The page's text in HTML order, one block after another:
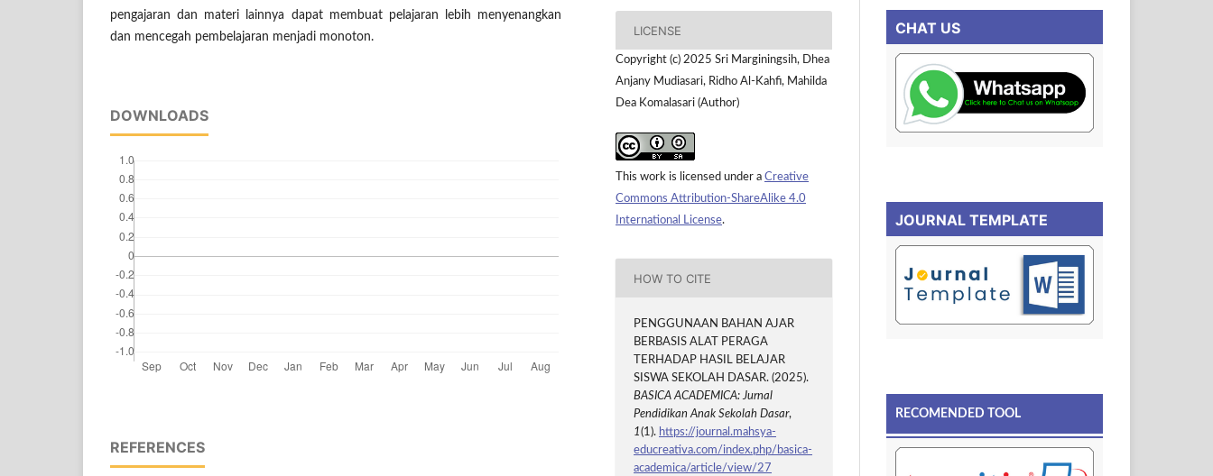
pengajaran dan materi lainnya dapat membuat pelajaran lebih menyenangkan
dan mencegah pembelajaran menjadi monoton.
DOWNLOADS
REFERENCES
LICENSE
Copyright (c) 2025 Sri Marginingsih, Dhea
Anjany Mudiasari, Ridho Al-Kahfi, Mahilda
Dea Komalasari (Author)
This work is licensed under a Creative
Commons Attribution-ShareAlike 4.0
International License.
HOW TO CITE
PENGGUNAAN BAHAN AJAR
BERBASIS ALAT PERAGA
TERHADAP HASIL BELAJAR
SISWA SEKOLAH DASAR. (2025).
BASICA ACADEMICA: Jurnal
Pendidikan Anak Sekolah Dasar,
1(1). https://journal.mahsya-
educreativa.com/index.php/basica-
academica/article/view/27
CHAT US
JOURNAL TEMPLATE
RECOMENDED TOOL